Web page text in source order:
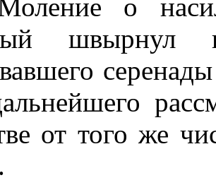
о
швырнул
от того же